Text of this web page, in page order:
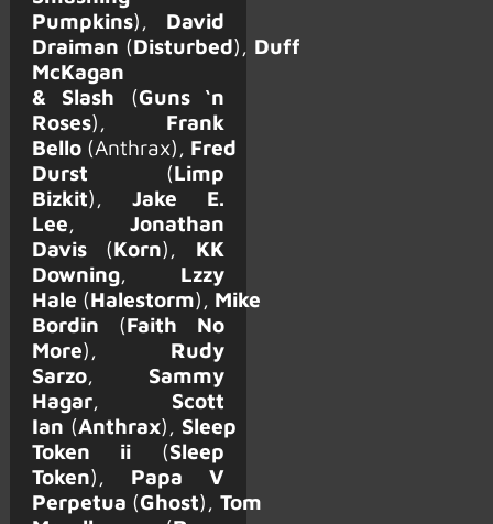
Pumpkins), David
Draiman (Disturbed), Duff
McKagan
&
Slash (Guns ‘n
Roses), Frank
Bello (Anthrax), Fred
Durst (Limp
Bizkit),Jake E.
Lee, Jonathan
Davis (Korn), KK
Downing, Lzzy
Hale (Halestorm), Mike
Bordin (Faith No
More), Rudy
Sarzo, Sammy
Hagar, Scott
Ian (Anthrax), Sleep
Token ii(Sleep
Token), Papa V
Perpetua (Ghost), Tom